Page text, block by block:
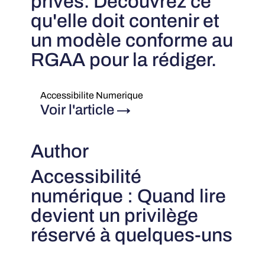
qu'elle doit contenir et
un modèle conforme au
RGAA pour la rédiger.
Accessibilite Numerique
Voir l'article→
Author
Accessibilité
numérique : Quand lire
devient un privilège
réservé à quelques-uns